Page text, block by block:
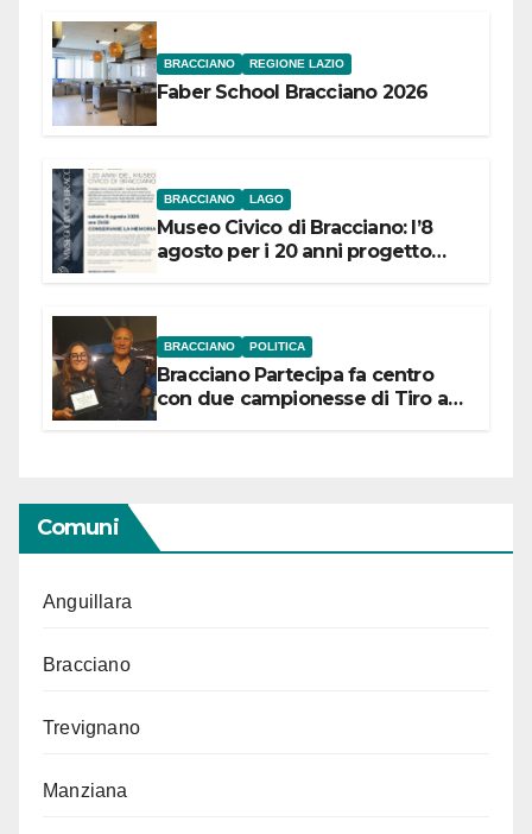
BRACCIANO REGIONE LAZIO
Faber School Bracciano 2026
BRACCIANO LAGO
Museo Civico di Bracciano: l’8
agosto per i 20 anni progetto
BRACCIANO POLITICA
Bracciano Partecipa fa centro
con due campionesse di Tiro a
Comuni
Anguillara
Bracciano
Trevignano
Manziana